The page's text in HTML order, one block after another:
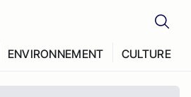
ENVIRONNEMENT CULTURE